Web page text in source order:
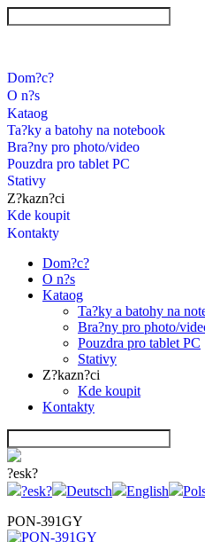
Dom?c?
O n?s
Kataog
Ta?ky a batohy na notebook
Bra?ny pro photo/video
Pouzdra pro tablet PC
Stativy
Z?kazn?ci
Kde koupit
Kontakty
Dom?c?
O n?s
Kataog
Ta?ky a batohy na
Bra?ny pro photo/
Pouzdra pro tablet PC
Stativy
Z?kazn?ci
Kde koupit
Kontakty
?esk?
?esk?
Deutsch English
PON-391GY